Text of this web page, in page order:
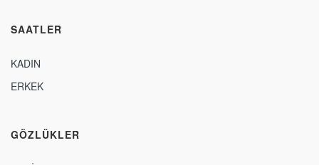
SAATLER
KADIN
ERKEK
GÖZLÜKLER